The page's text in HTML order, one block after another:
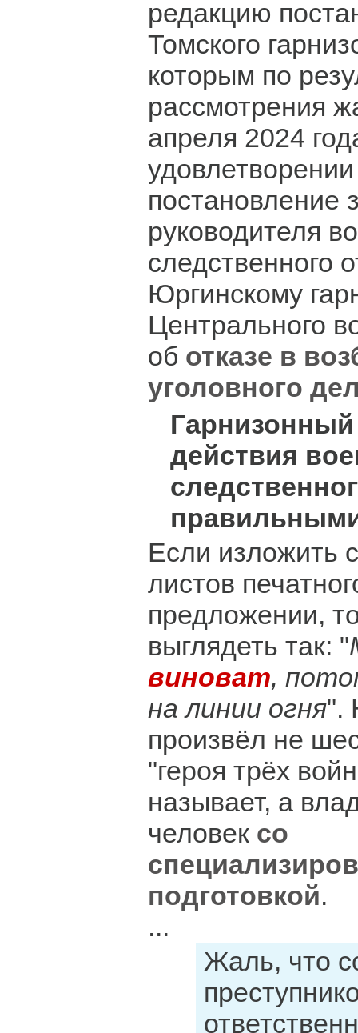
редакцию
Томского
которым по
рассмотрения
апреля 2024
постановление
руководителя
следственного
Юргинскому
Центрального
об отказе в
уголовного
Гарнизонный
действия
Если изложить
листов
предложении,
выглядеть так: "
виноват,
на линии огня".
произвёл не
"героя трёх
называет, а
человек со
подготовкой.
...
Жаль, что